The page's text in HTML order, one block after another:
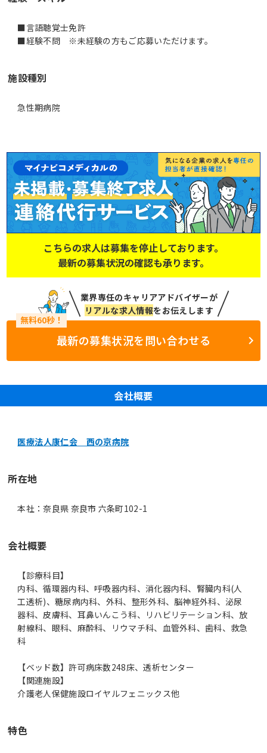
■言語聴覚士免許
■経験不問 ※未経験の方もご応募いただけます。
施設種別
急性期病院
こちらの求人は募集を停止しております。
最新の募集状況の確認も承ります。
業界専任のキャリアアドバイザーが
リアルな求人情報をお伝えします
最新の募集状況を問い合わせる
会社概要
医療法人康仁会 西の京病院
所在地
本社：奈良県 奈良市 六条町102-1
会社概要
【診療科目】
内科、循環器内科、呼吸器内科、消化器内科、腎臓内科(人
工透析)、糖尿病内科、外科、整形外科、脳神経外科、泌尿
器科、皮膚科、耳鼻いんこう科、リハビリテーション科、放
射線科、眼科、麻酔科、リウマチ科、血管外科、歯科、救急
科
【ベッド数】許可病床数248床、透析センター
【関連施設】
介護老人保健施設ロイヤルフェニックス他
特色